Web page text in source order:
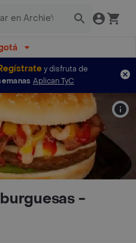
y disfruta de
Aplican TyC
-